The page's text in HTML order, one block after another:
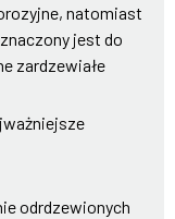
natomiast
jest do
zardzewiałe
odrdzewionych